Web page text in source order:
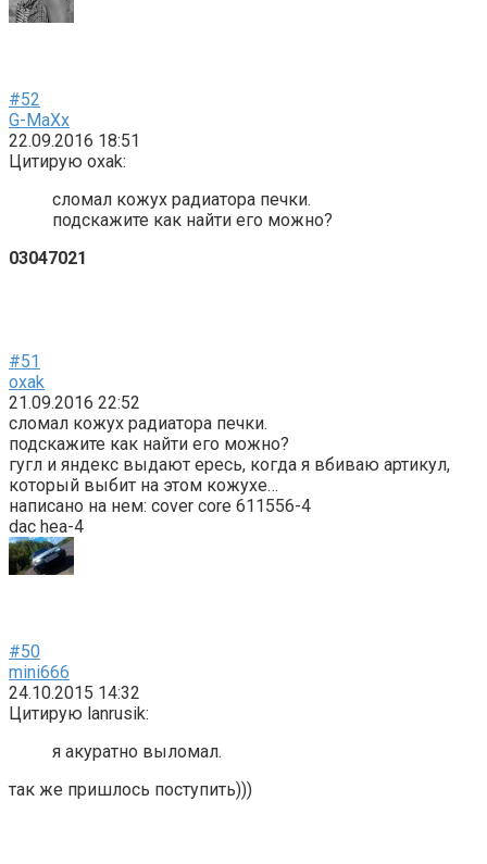
#52
G-MaXx
22.09.2016 18:51
Цитирую oxak:
сломал кожух радиатора печки.
подскажите как найти его можно?
03047021
#51
oxak
21.09.2016 22:52
сломал кожух радиатора печки.
подскажите как найти его можно?
гугл и яндекс выдают ересь, когда я вбиваю артикул,
который выбит на этом кожухе…
написано на нем: cover core 611556-4
dac hea-4
#50
mini666
24.10.2015 14:32
Цитирую lanrusik:
я акуратно выломал.
так же пришлось поступить)))